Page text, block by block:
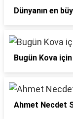
Dünyanın en
Bugün Kova
Ahmet Necdet